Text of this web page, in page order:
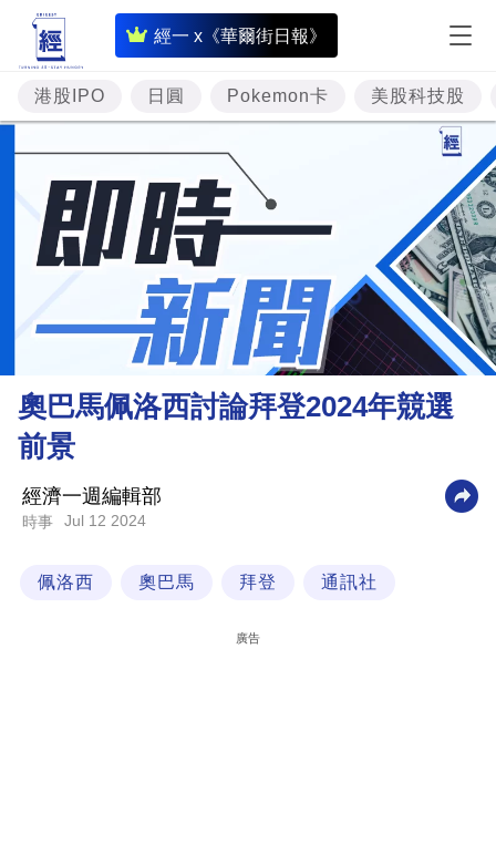
經一 x《華爾街日報》
即
時
財
經
專
題
投
資
樓
市
財
業
科
港股IPO 日圓 Pokemon卡 美股科技股
奧巴馬佩洛西討論拜登2024年競選
前景
經濟一週編輯部
時事 Jul 12 2024
佩洛西 奧巴馬 拜登 通訊社
廣告